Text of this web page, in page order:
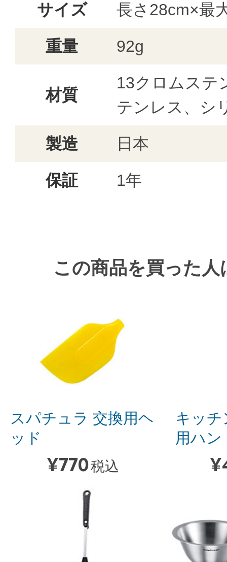
サイズ
長さ28cm×最
重量
92g
材質
13クロムステ
テンレス、シ
製造
日本
保証
1年
この商品を買った
スパチュラ 交換用ヘ
ッド
¥770税込
キッチ
用ハン
¥